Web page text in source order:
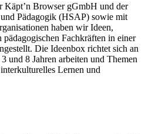
Käpt’n Browser gGmbH und der
Pädagogik (HSAP) sowie mit
haben wir Ideen,
Fachkräften in einer
Die Ideenbox richtet sich an
und 8 Jahren arbeiten und Themen
Lernen und